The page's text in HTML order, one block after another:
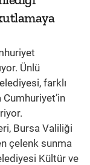
Ünlü
farklı
Bursa Valiliği
çelenk sunma
Kültür ve